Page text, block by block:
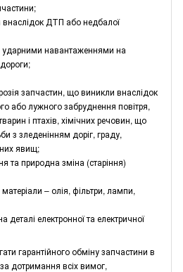
ДТП або недбалої
ударними навантаженнями на
запчастин, що виникли внаслідок
або лужного забруднення повітря,
і птахів, хімічних речовин, що
з зледенінням доріг, граду,
явищ;
та природна зміна (старіння)
– олія, фільтри, лампи,
деталі електронної та електричної
гарантійного обміну запчастини в
дотримання всіх вимог,